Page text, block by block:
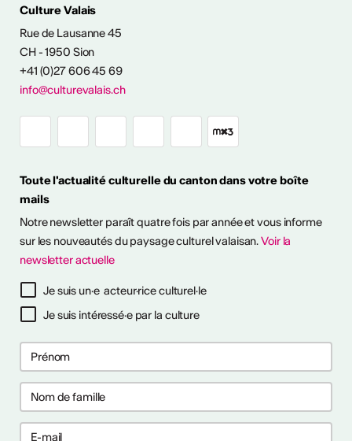
CULTURELLES
ouvert en Valais
en plein air! Découvrez
à ciel ouvert pour
été culturel. ...
plus
collaborations
premières collaborations
rappeur·euses et
Culture Valais
Rue de Lausanne 45
CH - 1950 Sion
+41 (0)27 606 45 69
info@culturevalais.ch
Toute l'actualité culturelle du canton dans votre boîte
mails
Notre newsletter paraît quatre fois par année et vous informe
sur les nouveautés du paysage culturel valaisan.Voir la
newsletter actuelle
Je suis un·e acteur·rice culturel·le
Je suis intéressé·e par la culture